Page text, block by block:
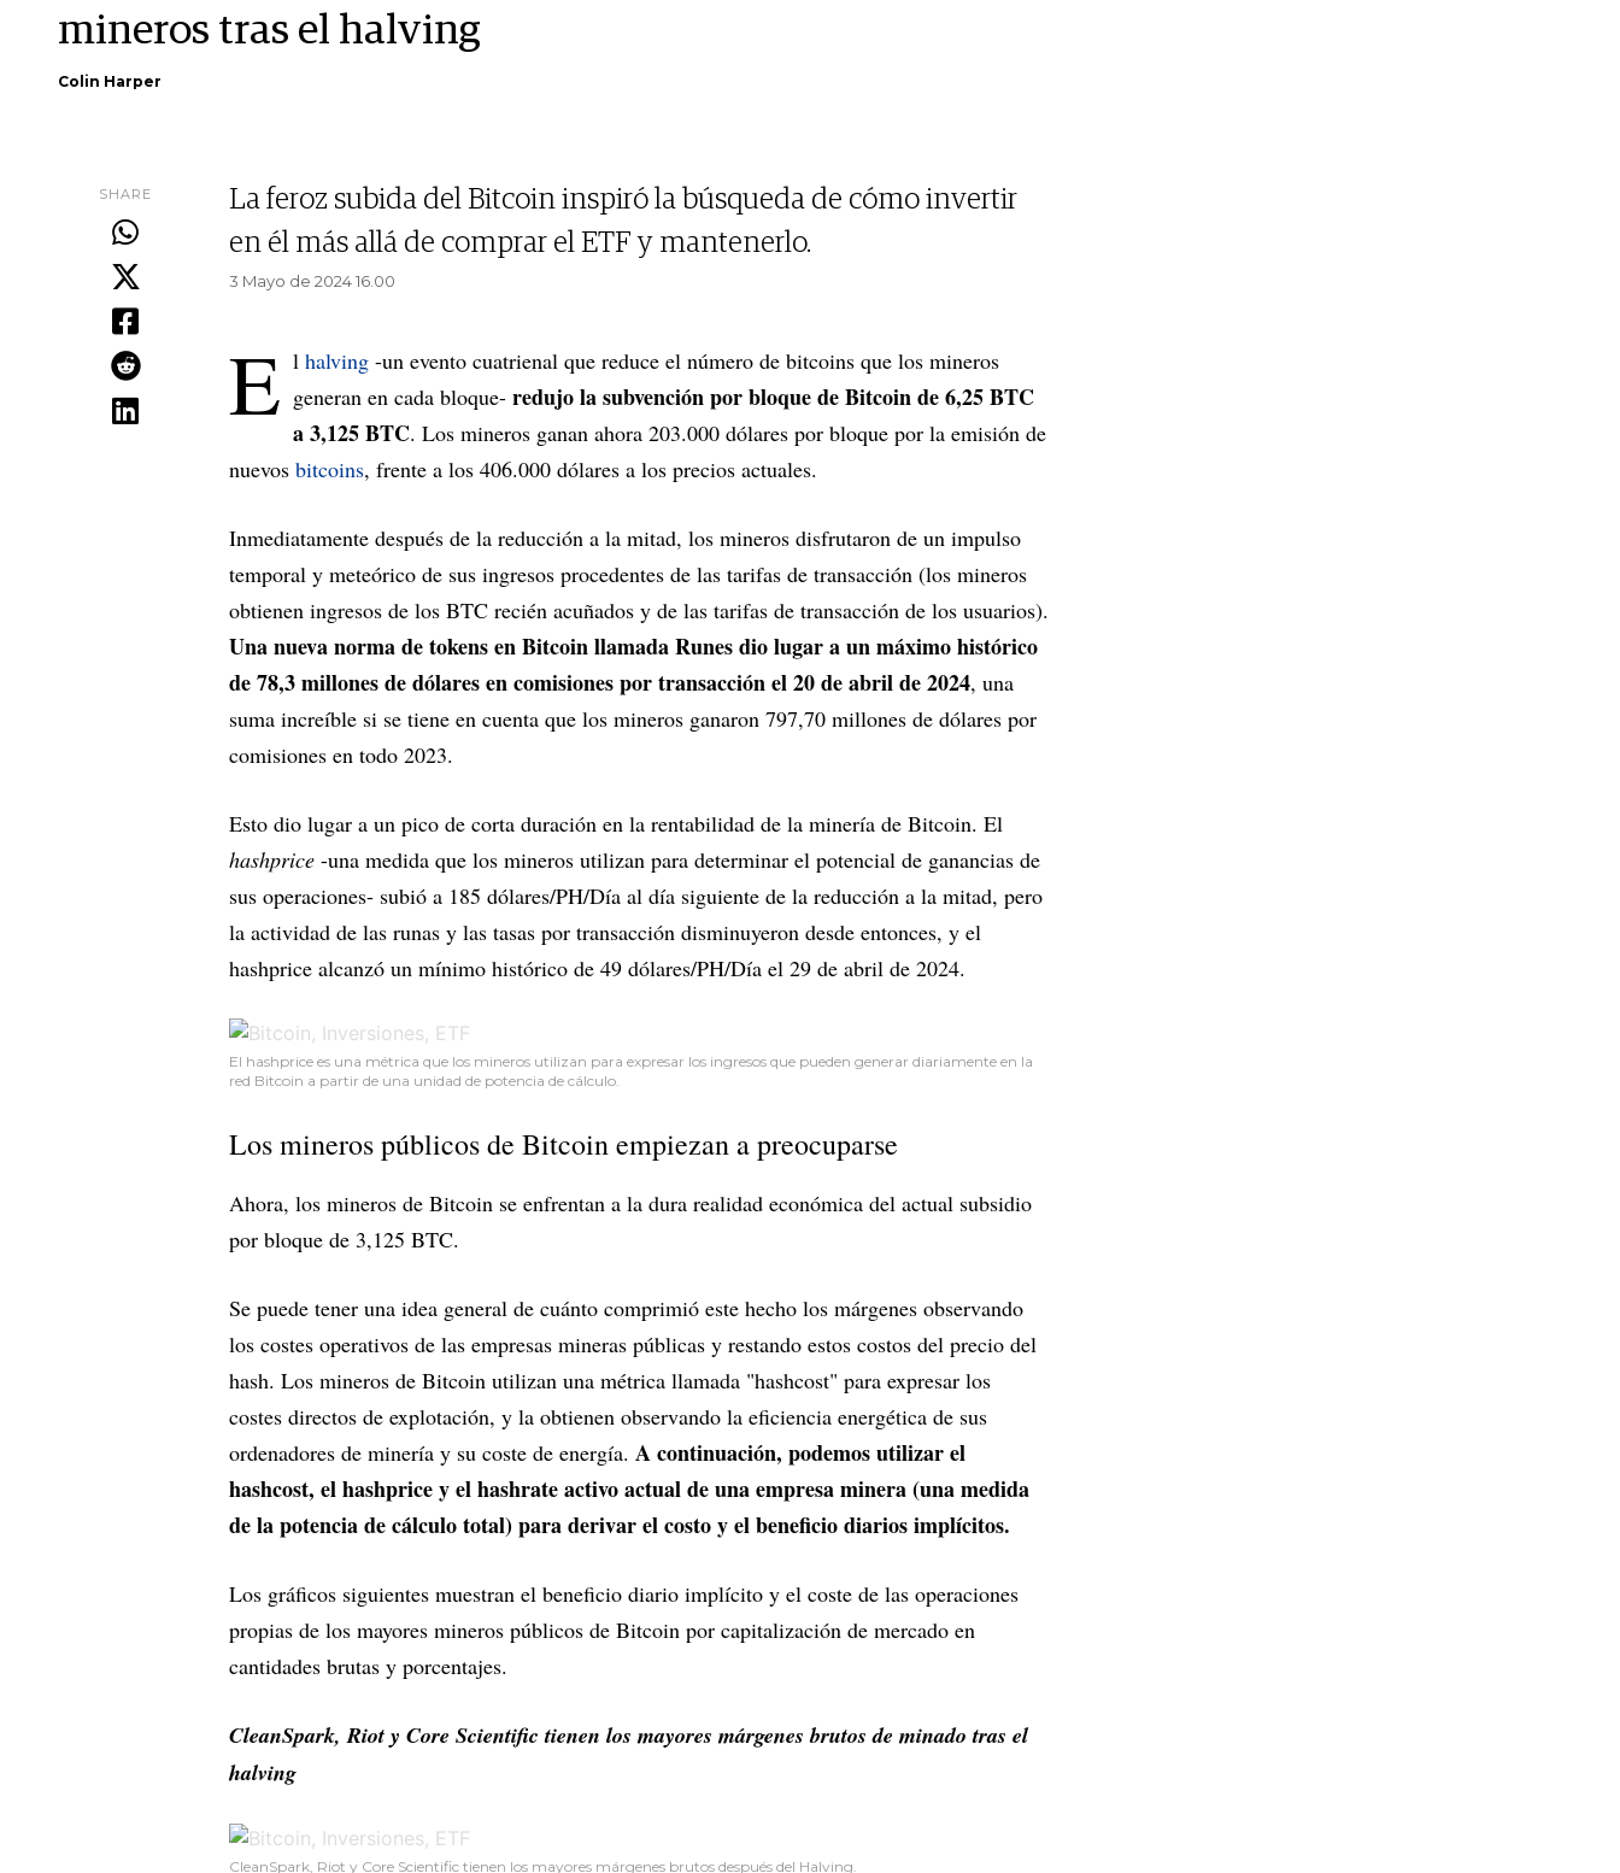
mineros tras el halving
Colin Harper
SHARE
La feroz subida del Bitcoin inspiró la búsqueda de cómo invertir
en él más allá de comprar el ETF y mantenerlo.
3 Mayo de 2024 16.00
E l halving -un evento cuatrienal que reduce el número de bitcoins que los mineros
generan en cada bloque- redujo la subvención por bloque de Bitcoin de 6,25 BTC
a 3,125 BTC. Los mineros ganan ahora 203.000 dólares por bloque por la emisión de
nuevos bitcoins, frente a los 406.000 dólares a los precios actuales.
Inmediatamente después de la reducción a la mitad, los mineros disfrutaron de un impulso
temporal y meteórico de sus ingresos procedentes de las tarifas de transacción (los mineros
obtienen ingresos de los BTC recién acuñados y de las tarifas de transacción de los usuarios).
Una nueva norma de tokens en Bitcoin llamada Runes dio lugar a un máximo histórico
de 78,3 millones de dólares en comisiones por transacción el 20 de abril de 2024, una
suma increíble si se tiene en cuenta que los mineros ganaron 797,70 millones de dólares por
comisiones en todo 2023.
Esto dio lugar a un pico de corta duración en la rentabilidad de la minería de Bitcoin. El
hashprice -una medida que los mineros utilizan para determinar el potencial de ganancias de
sus operaciones- subió a 185 dólares/PH/Día al día siguiente de la reducción a la mitad, pero
la actividad de las runas y las tasas por transacción disminuyeron desde entonces, y el
hashprice alcanzó un mínimo histórico de 49 dólares/PH/Día el 29 de abril de 2024.
El hashprice es una métrica que los mineros utilizan para expresar los ingresos que pueden generar diariamente en la
red Bitcoin a partir de una unidad de potencia de cálculo.
Los mineros públicos de Bitcoin empiezan a preocuparse
Ahora, los mineros de Bitcoin se enfrentan a la dura realidad económica del actual subsidio
por bloque de 3,125 BTC.
Se puede tener una idea general de cuánto comprimió este hecho los márgenes observando
los costes operativos de las empresas mineras públicas y restando estos costos del precio del
hash. Los mineros de Bitcoin utilizan una métrica llamada "hashcost" para expresar los
costes directos de explotación, y la obtienen observando la eficiencia energética de sus
ordenadores de minería y su coste de energía. A continuación, podemos utilizar el
hashcost, el hashprice y el hashrate activo actual de una empresa minera (una medida
de la potencia de cálculo total) para derivar el costo y el beneficio diarios implícitos.
Los gráficos siguientes muestran el beneficio diario implícito y el coste de las operaciones
propias de los mayores mineros públicos de Bitcoin por capitalización de mercado en
cantidades brutas y porcentajes.
CleanSpark, Riot y Core Scientific tienen los mayores márgenes brutos de minado tras el
halving
CleanSpark, Riot y Core Scientific tienen los mayores márgenes brutos después del Halving.